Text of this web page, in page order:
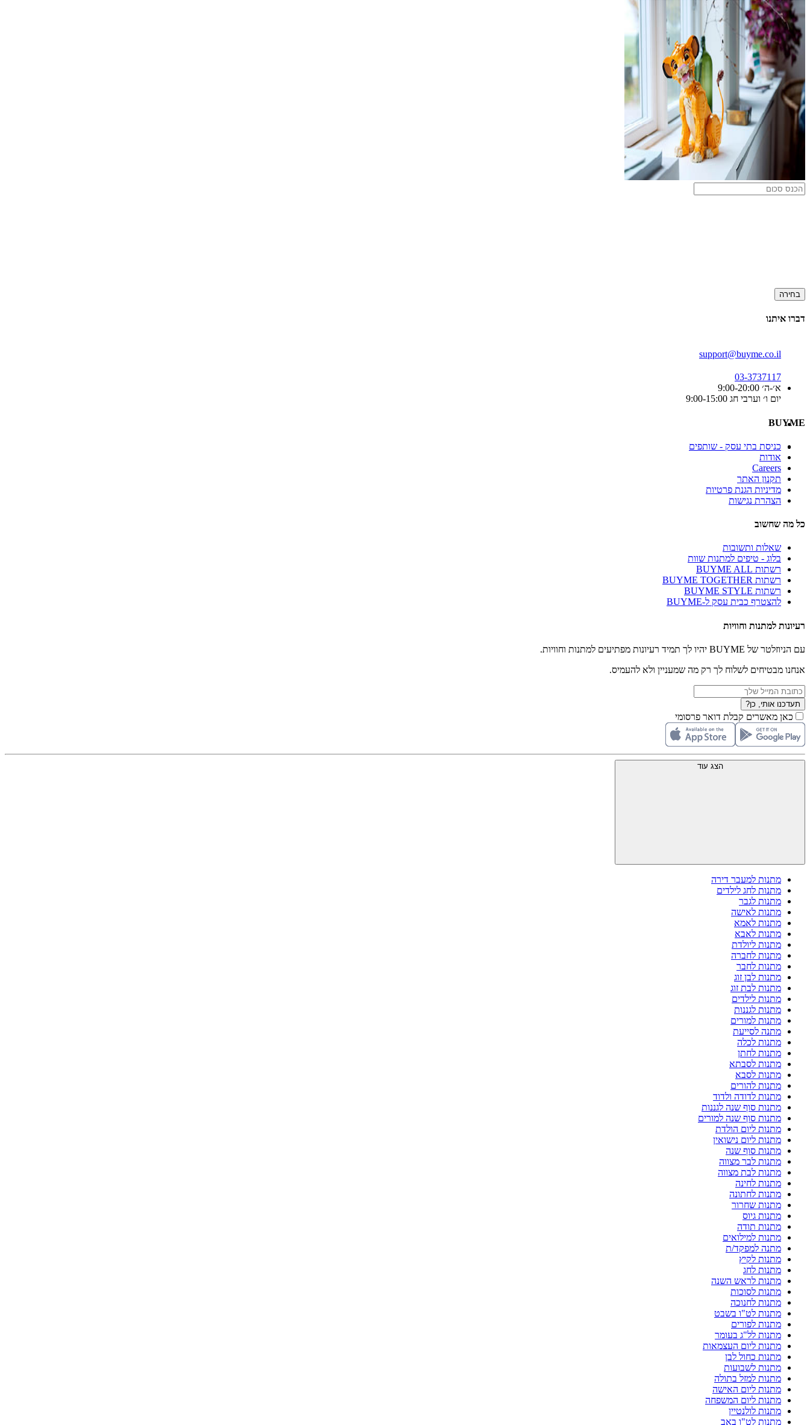
בחירה
דברו איתנו
support@buyme.co.il
03-3737117
א׳-ה׳ 9:00-20:00
יום ו׳ וערבי חג 9:00-15:00
BUYME
כניסת בתי עסק - שותפים
אודות
Careers
תקנון האתר
מדיניות הגנת פרטיות
הצהרת נגישות
כל מה שחשוב
שאלות ותשובות
בלוג - טיפים למתנות שוות
רשתות BUYME ALL
רשתות BUYME TOGETHER
רשתות BUYME STYLE
להצטרף כבית עסק ל-BUYME
רעיונות למתנות וחוויות
עם הניוזלטר של BUYME יהיו לך תמיד רעיונות מפתיעים למתנות וחוויות.
אנחנו מבטיחים לשלוח לך רק מה שמעניין ולא להעמיס.
תעדכנו אותי, כן?
כאן מאשרים קבלת דואר פרסומי
הצג עוד
מתנות למעבר דירה
מתנות לחג לילדים
מתנות לגבר
מתנות לאישה
מתנות לאמא
מתנות לאבא
מתנות ליולדת
מתנות לחברה
מתנות לחבר
מתנות לבן זוג
מתנות לבת זוג
מתנות לילדים
מתנות לגננות
מתנות למורים
מתנה לסייעת
מתנות לכלה
מתנות לחתן
מתנות לסבתא
מתנות לסבא
מתנות להורים
מתנות לדודה ולדוד
מתנות סוף שנה לגננות
מתנות סוף שנה למורים
מתנות ליום הולדת
מתנות ליום נישואין
מתנות סוף שנה
מתנות לבר מצווה
מתנות לבת מצווה
מתנות לחינה
מתנות לחתונה
מתנות שחרור
מתנות גיוס
מתנות תודה
מתנות למילואים
מתנה למפקד/ת
מתנות לקיץ
מתנות לחג
מתנות לראש השנה
מתנות לסוכות
מתנות לחנוכה
מתנות לט"ו בשבט
מתנות לפורים
מתנות לל"ג בעומר
מתנות ליום העצמאות
מתנות כחול לבן
מתנות לשבועות
מתנות למזל בתולה
מתנות ליום האישה
מתנות ליום המשפחה
מתנות לולנטיין
מתנות לט"ו באב